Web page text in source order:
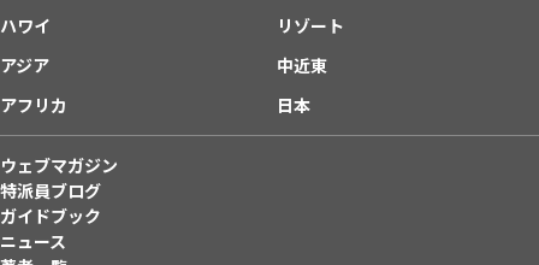
ハワイ
リゾート
アジア
中近東
アフリカ
日本
ウェブマガジン
特派員ブログ
ガイドブック
ニュース